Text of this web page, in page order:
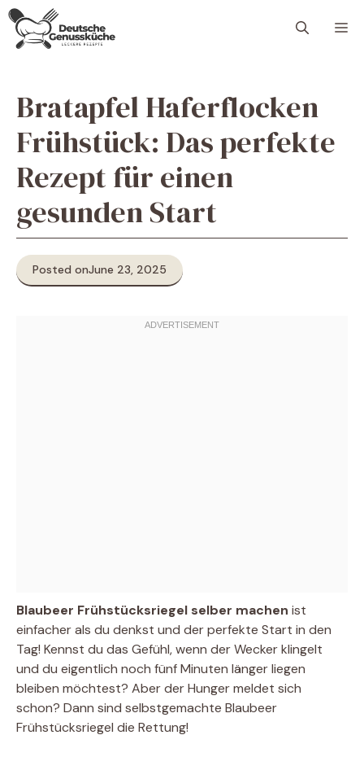
Skip
content
Bratapfel Haferflocken
Frühstück: Das perfekte
Rezept für einen
gesunden Start
Posted onJune 23, 2025
Blaubeer Frühstücksriegel selber machen ist
einfacher als du denkst und der perfekte Start in den
Tag! Kennst du das Gefühl, wenn der Wecker klingelt
und du eigentlich noch fünf Minuten länger liegen
bleiben möchtest? Aber der Hunger meldet sich
schon? Dann sind selbstgemachte Blaubeer
Frühstücksriegel die Rettung!